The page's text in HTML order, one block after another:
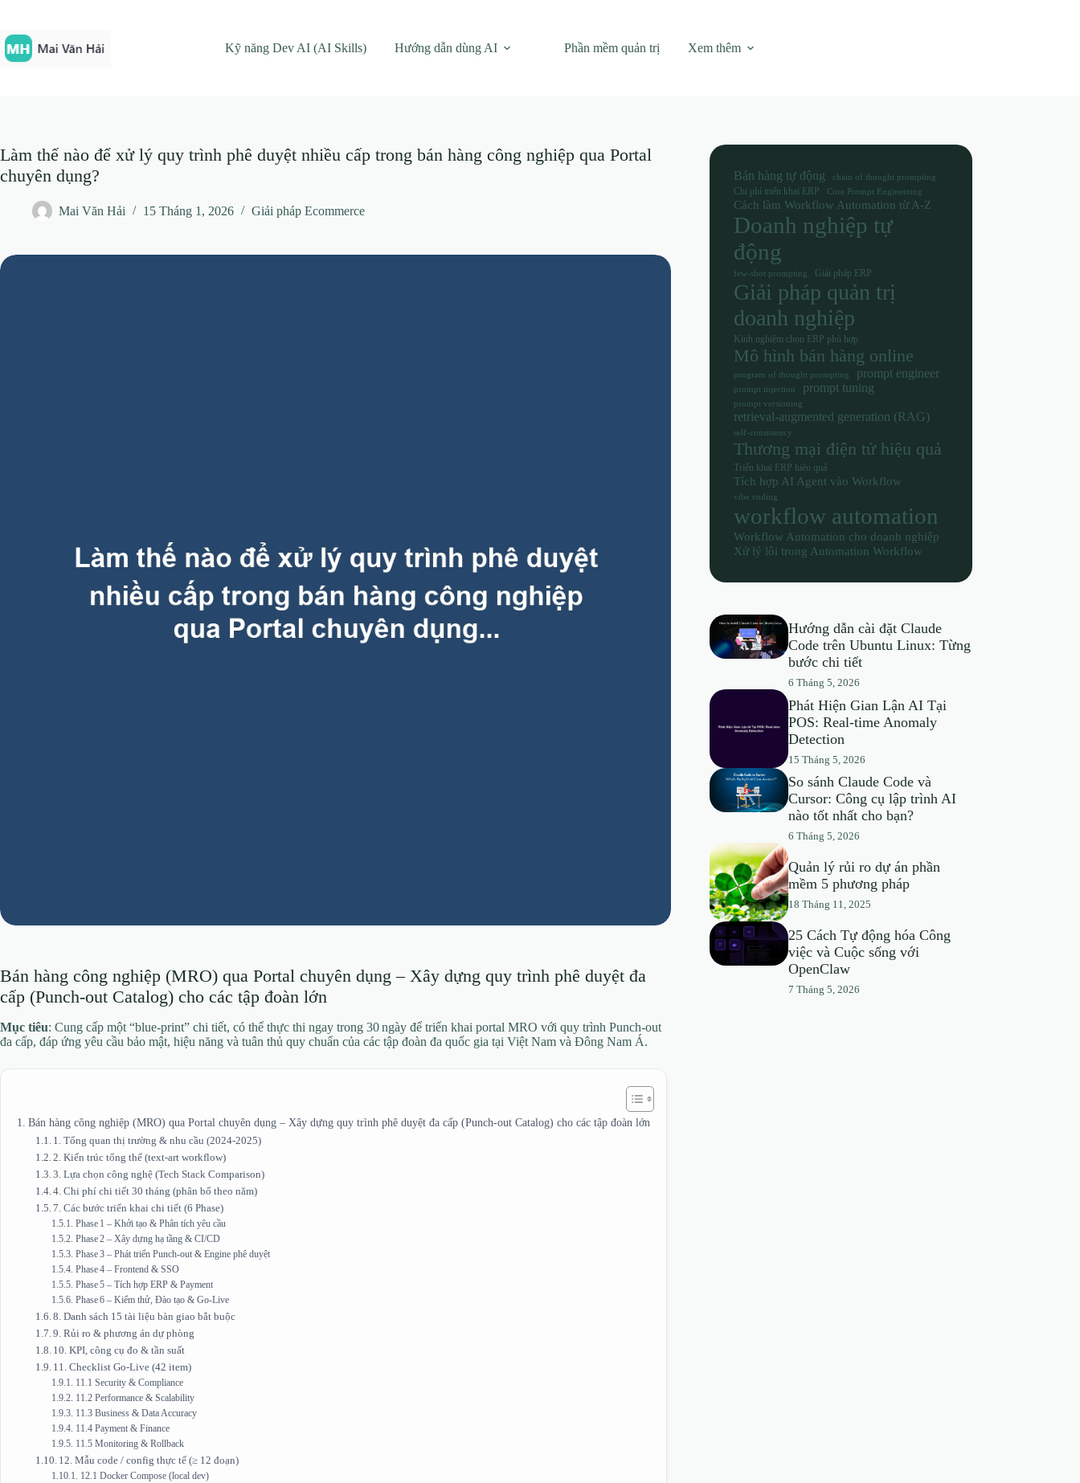
phần
nội
dung
Kỹ năng Dev AI (AI Skills) Hướng dẫn dùng AI Phần mềm quản trị Xem thêm
Làm thế nào để xử lý quy trình phê duyệt nhiều cấp trong bán hàng công nghiệp qua Portal
chuyên dụng?
Mai Văn Hải 15 Tháng 1, 2026 Giải pháp Ecommerce
Bán hàng công nghiệp (MRO) qua Portal chuyên dụng – Xây dựng quy trình phê duyệt đa
cấp (Punch‑out Catalog) cho các tập đoàn lớn
Mục tiêu: Cung cấp một “blue‑print” chi tiết, có thể thực thi ngay trong 30 ngày để triển khai portal MRO với quy trình Punch‑out
đa cấp, đáp ứng yêu cầu bảo mật, hiệu năng và tuân thủ quy chuẩn của các tập đoàn đa quốc gia tại Việt Nam và Đông Nam Á.
Bán hàng công nghiệp (MRO) qua Portal chuyên dụng – Xây dựng quy trình phê duyệt đa cấp (Punch‑out Catalog) cho các tập đoàn lớn
1. Tổng quan thị trường & nhu cầu (2024‑2025)
2. Kiến trúc tổng thể (text‑art workflow)
3. Lựa chọn công nghệ (Tech Stack Comparison)
4. Chi phí chi tiết 30 tháng (phân bổ theo năm)
7. Các bước triển khai chi tiết (6 Phase)
Phase 1 – Khởi tạo & Phân tích yêu cầu
Phase 2 – Xây dựng hạ tầng & CI/CD
Phase 3 – Phát triển Punch‑out & Engine phê duyệt
Phase 4 – Frontend & SSO
Phase 5 – Tích hợp ERP & Payment
Phase 6 – Kiểm thử, Đào tạo & Go‑Live
8. Danh sách 15 tài liệu bàn giao bắt buộc
9. Rủi ro & phương án dự phòng
10. KPI, công cụ đo & tần suất
11. Checklist Go‑Live (42 item)
11.1 Security & Compliance
11.2 Performance & Scalability
11.3 Business & Data Accuracy
11.4 Payment & Finance
11.5 Monitoring & Rollback
12. Mẫu code / config thực tế (≥ 12 đoạn)
12.1 Docker Compose (local dev)
Bán hàng tự động chain of thought prompting
Chi phí triển khai ERP Core Prompt Engineering
Cách làm Workflow Automation từ A-Z
Doanh nghiệp tự
động
few-shot prompting Giải pháp ERP
Giải pháp quản trị
doanh nghiệp
Kinh nghiệm chọn ERP phù hợp
Mô hình bán hàng online
program of thought prompting prompt engineer
prompt injection prompt tuning
prompt versioning
retrieval-augmented generation (RAG)
self-consistency
Thương mại điện tử hiệu quả
Triển khai ERP hiệu quả
Tích hợp AI Agent vào Workflow
vibe coding
workflow automation
Workflow Automation cho doanh nghiệp
Xử lý lỗi trong Automation Workflow
Hướng dẫn cài đặt Claude
Code trên Ubuntu Linux: Từng
bước chi tiết
6 Tháng 5, 2026
Phát Hiện Gian Lận AI Tại
POS: Real-time Anomaly
Detection
15 Tháng 5, 2026
So sánh Claude Code và
Cursor: Công cụ lập trình AI
nào tốt nhất cho bạn?
6 Tháng 5, 2026
Quản lý rủi ro dự án phần
mềm 5 phương pháp
18 Tháng 11, 2025
25 Cách Tự động hóa Công
việc và Cuộc sống với
OpenClaw
7 Tháng 5, 2026